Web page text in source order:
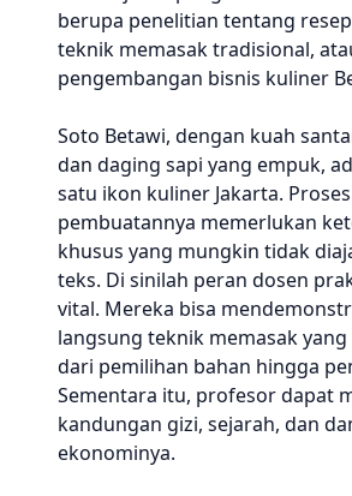
berupa penelitian tentang
teknik memasak tradisional,
pengembangan bisnis kuliner
Soto Betawi, dengan kuah
dan daging sapi yang empuk,
satu ikon kuliner Jakarta. Proses
pembuatannya memerlukan
khusus yang mungkin tidak
teks. Di sinilah peran dosen
vital. Mereka bisa
langsung teknik memasak yang
dari pemilihan bahan hingga
Sementara itu, profesor dapat
kandungan gizi, sejarah, dan
ekonominya.